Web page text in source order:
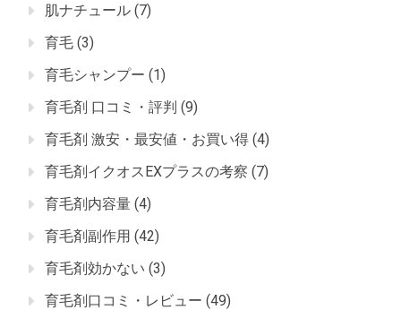
肌ナチュール (7)
育毛 (3)
育毛シャンプー (1)
育毛剤 口コミ・評判 (9)
育毛剤 激安・最安値・お買い得 (4)
育毛剤イクオスEXプラスの考察 (7)
育毛剤内容量 (4)
育毛剤副作用 (42)
育毛剤効かない (3)
育毛剤口コミ・レビュー (49)